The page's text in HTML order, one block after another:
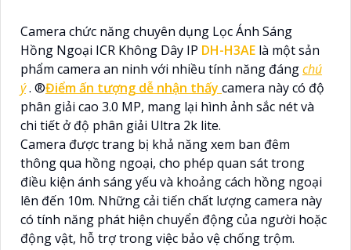
Camera chức năng chuyên dụng Lọc Ánh Sáng
Hồng Ngoại ICR Không Dây IP DH-H3AE là một sản
phẩm camera an ninh với nhiều tính năng đángchú
ý. ®️Điểm ấn tượng dễ nhận thấy camera này có độ
phân giải cao 3.0 MP, mang lại hình ảnh sắc nét và
chi tiết ở độ phân giải Ultra 2k lite.
Camera được trang bị khả năng xem ban đêm
thông qua hồng ngoại, cho phép quan sát trong
điều kiện ánh sáng yếu và khoảng cách hồng ngoại
lên đến 10m. Những cải tiến chất lượng camera này
có tính năng phát hiện chuyển động của người hoặc
động vật, hỗ trợ trong việc bảo vệ chống trộm.